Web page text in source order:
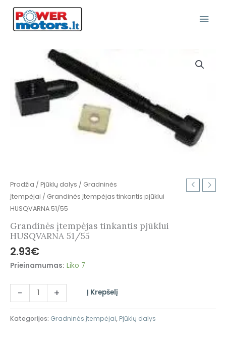
Pereiti
turinio
Pradžia / Pjūklų dalys / Gradninės
įtempėjai / Grandinės įtempėjas tinkantis pjūklui
HUSQVARNA 51/55
Grandinės įtempėjas tinkantis pjūklui
HUSQVARNA 51/55
2.93€
Prieinamumas: Liko 7
-
Grandinės
įtempėjas
tinkantis
pjūklui
+ Į Krepšelį
Kategorijos: Gradninės įtempėjai, Pjūklų dalys